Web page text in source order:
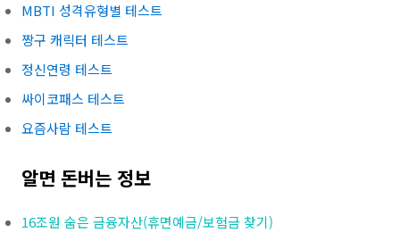
MBTI 성격유형별 테스트
짱구 캐릭터 테스트
정신연령 테스트
싸이코패스 테스트
요즘사람 테스트
알면 돈버는 정보
16조원 숨은 금융자산(휴면예금/보험금 찾기)